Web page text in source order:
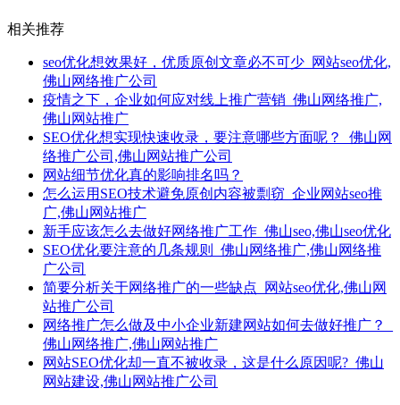
相关推荐
seo优化想效果好，优质原创文章必不可少_网站seo优化,
佛山网络推广公司
疫情之下，企业如何应对线上推广营销_佛山网络推广,
佛山网站推广
SEO优化想实现快速收录，要注意哪些方面呢？_佛山网
络推广公司,佛山网站推广公司
网站细节优化真的影响排名吗？
怎么运用SEO技术避免原创内容被剽窃_企业网站seo推
广,佛山网站推广
新手应该怎么去做好网络推广工作_佛山seo,佛山seo优化
SEO优化要注意的几条规则_佛山网络推广,佛山网络推
广公司
简要分析关于网络推广的一些缺点_网站seo优化,佛山网
站推广公司
网络推广怎么做及中小企业新建网站如何去做好推广？_
佛山网络推广,佛山网站推广
网站SEO优化却一直不被收录，这是什么原因呢?_佛山
网站建设,佛山网站推广公司